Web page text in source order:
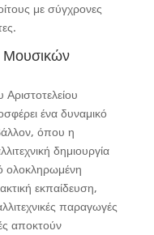
με σύγχρονες
Μουσικών
ένα δυναμικό
όπου η
δημιουργία
ολοκληρωμένη
εκπαίδευση,
παραγωγές
αποκτούν